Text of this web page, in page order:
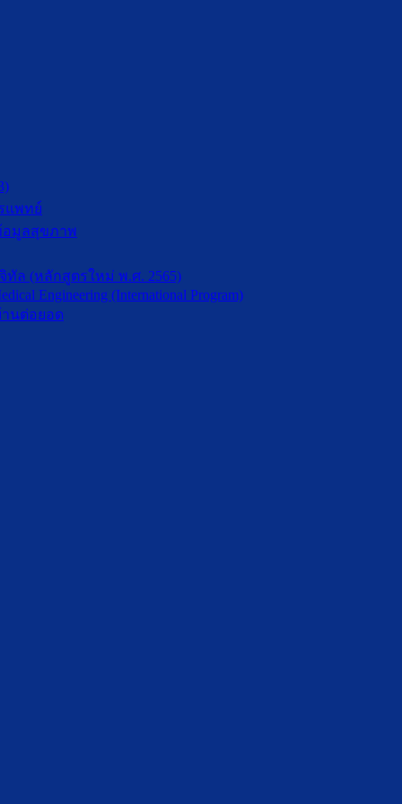
แพทย์
อมูลสุขภาพ
ล (หลักสูตรใหม่ พ.ศ. 2565)
Engineering (International Program)
นต่อยอด